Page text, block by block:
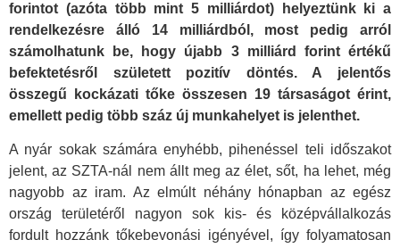
forintot (azóta több mint 5 milliárdot) helyeztünk ki a
rendelkezésre álló 14 milliárdból, most pedig arról
számolhatunk be, hogy újabb 3 milliárd forint értékű
befektetésről született pozitív döntés. A jelentős
összegű kockázati tőke összesen 19 társaságot érint,
emellett pedig több száz új munkahelyet is jelenthet.
A nyár sokak számára enyhébb, pihenéssel teli időszakot
jelent, az SZTA-nál nem állt meg az élet, sőt, ha lehet, még
nagyobb az iram. Az elmúlt néhány hónapban az egész
ország területéről nagyon sok kis- és középvállalkozás
fordult hozzánk tőkebevonási igényével, így folyamatosan